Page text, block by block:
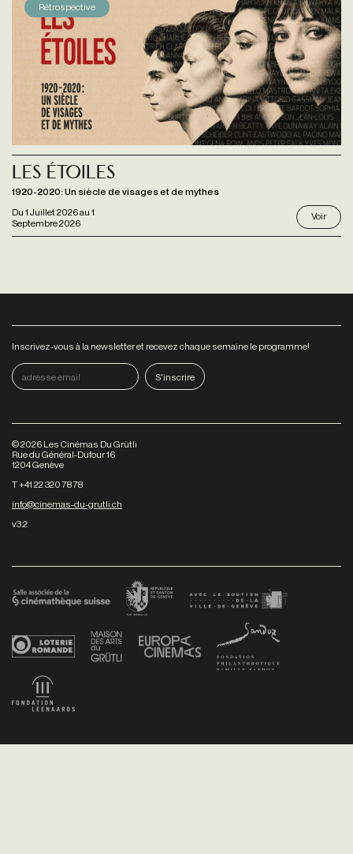
Rétrospective
Du 1 Juillet 2026au 1
Septembre 2026
Les étoiles
1920-2020: Un siècle de visages et de mythes
Voir
Inscrivez-vous à la newsletter et recevez chaque semaine le programme!
©2026 Les Cinémas Du Grütli
Rue du Général-Dufour 16
1204 Genève
T +41 22 320 78 78
info@cinemas-du-grutli.ch
v3.2